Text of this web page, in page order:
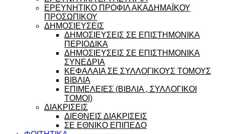
ΕΡΕΥΝΗΤΙΚΟ ΠΡΟΦΙΛ ΑΚΑΔΗΜΑΪΚΟΥ
ΠΡΟΣΩΠΙΚΟΥ
ΔΗΜΟΣΙΕΥΣΕΙΣ
ΔΗΜΟΣΙΕΥΣΕΙΣ ΣΕ ΕΠΙΣΤΗΜΟΝΙΚΑ
ΠΕΡΙΟΔΙΚΑ
ΔΗΜΟΣΙΕΥΣΕΙΣ ΣΕ ΕΠΙΣΤΗΜΟΝΙΚΑ
ΣΥΝΕΔΡΙΑ
ΚΕΦΑΛΑΙΑ ΣΕ ΣΥΛΛΟΓΙΚΟΥΣ ΤΟΜΟΥΣ
ΒΙΒΛΙΑ
ΕΠΙΜΕΛΕΙΕΣ (ΒΙΒΛΙΑ , ΣΥΛΛΟΓΙΚΟΙ
ΤΟΜΟΙ)
ΔΙΑΚΡΙΣΕΙΣ
ΔΙΕΘΝΕΙΣ ΔΙΑΚΡΙΣΕΙΣ
ΣΕ ΕΘΝΙΚΟ ΕΠΙΠΕΔΟ